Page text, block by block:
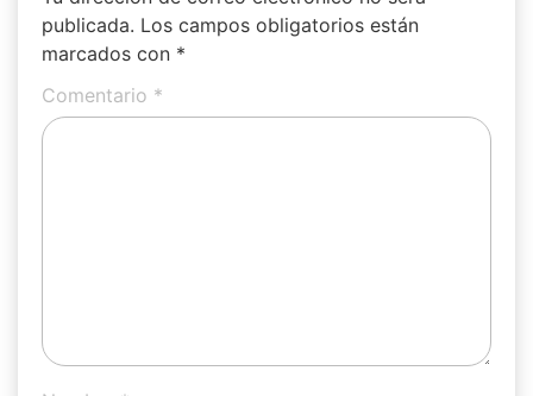
publicada. Los campos obligatorios están
marcados con *
Comentario *